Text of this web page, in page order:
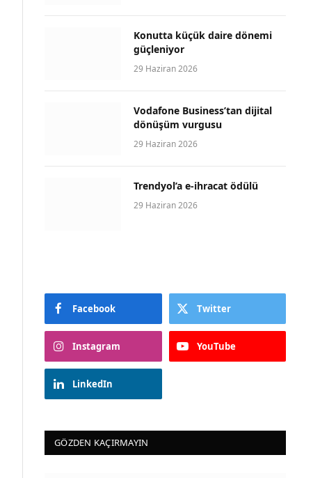
Konutta küçük daire dönemi
güçleniyor
29 Haziran 2026
Vodafone Business’tan dijital
dönüşüm vurgusu
29 Haziran 2026
Trendyol’a e-ihracat ödülü
29 Haziran 2026
Facebook Twitter
Instagram YouTube
LinkedIn
GÖZDEN KAÇIRMAYIN